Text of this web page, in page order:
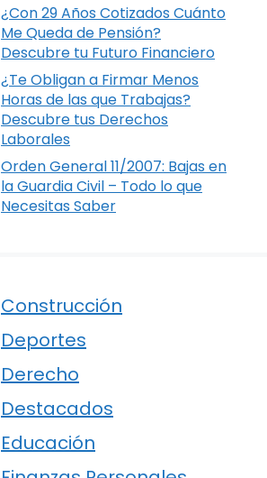
¿Con 29 Años Cotizados Cuánto
Me Queda de Pensión?
Descubre tu Futuro Financiero
¿Te Obligan a Firmar Menos
Horas de las que Trabajas?
Descubre tus Derechos
Laborales
Orden General 11/2007: Bajas en
la Guardia Civil – Todo lo que
Necesitas Saber
Construcción
Deportes
Derecho
Destacados
Educación